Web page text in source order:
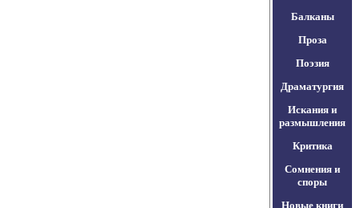
Балканы
Проза
Поэзия
Драматургия
Искания и
размышления
Критика
Сомнения и
споры
Новые книги